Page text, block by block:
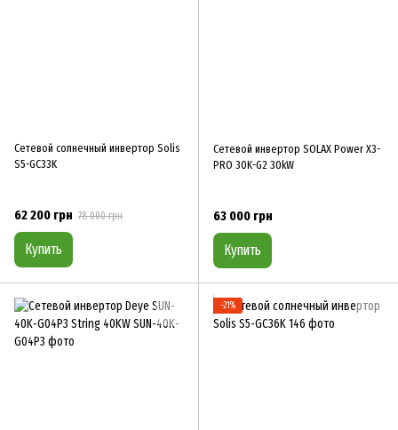
Сетевой солнечный инвертор Solis
S5-GC33K
62 200 грн 78 000 грн
Купить
Сетевой инвертор SOLAX Power X3-
PRO 30K-G2 30kW
63 000 грн
Купить
−21%